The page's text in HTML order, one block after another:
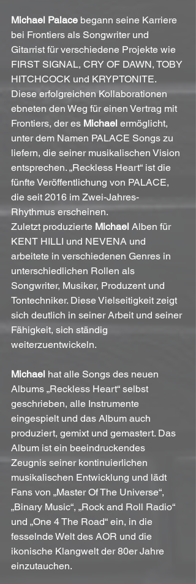
Michael Palace begann seine Karriere
bei Frontiers als Songwriter und
Gitarrist für verschiedene Projekte wie
FIRST SIGNAL, CRY OF DAWN, TOBY
HITCHCOCK und KRYPTONITE.
Diese erfolgreichen Kollaborationen
ebneten den Weg für einen Vertrag mit
Frontiers, der es Michael ermöglicht,
unter dem Namen PALACE Songs zu
liefern, die seiner musikalischen Vision
entsprechen. „Reckless Heart“ ist die
fünfte Veröffentlichung von PALACE,
die seit 2016 im Zwei-Jahres-
Rhythmus erscheinen.
Zuletzt produzierte Michael Alben für
KENT HILLI und NEVENA und
arbeitete in verschiedenen Genres in
unterschiedlichen Rollen als
Songwriter, Musiker, Produzent und
Tontechniker. Diese Vielseitigkeit zeigt
sich deutlich in seiner Arbeit und seiner
Fähigkeit, sich ständig
weiterzuentwickeln.
Michael hat alle Songs des neuen
Albums „Reckless Heart“ selbst
geschrieben, alle Instrumente
eingespielt und das Album auch
produziert, gemixt und gemastert. Das
Album ist ein beeindruckendes
Zeugnis seiner kontinuierlichen
musikalischen Entwicklung und lädt
Fans von „Master Of The Universe“,
„Binary Music“, „Rock and Roll Radio“
und „One 4 The Road“ ein, in die
fesselnde Welt des AOR und die
ikonische Klangwelt der 80er Jahre
einzutauchen.